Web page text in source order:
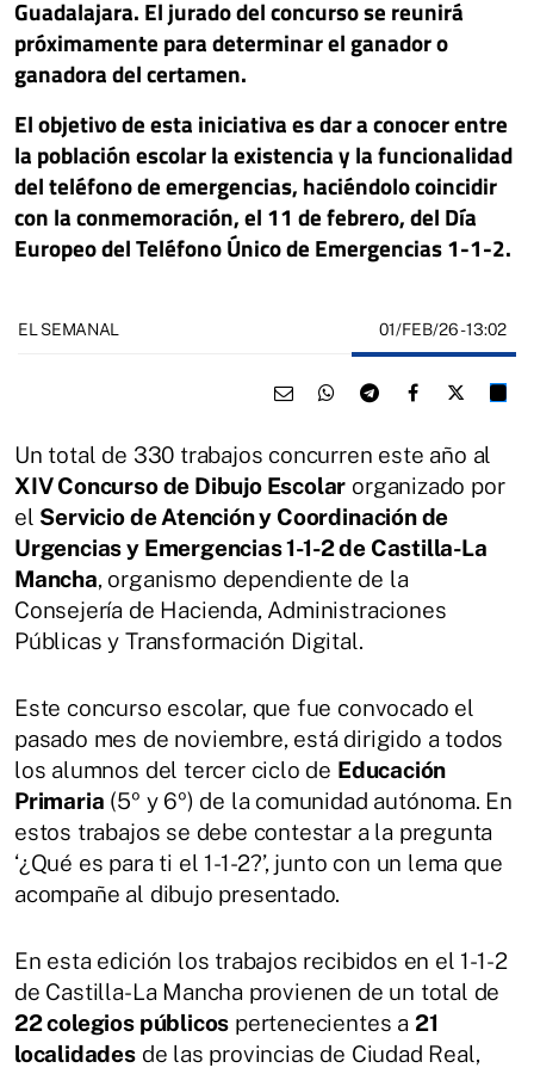
Guadalajara. El jurado del concurso se reunirá
próximamente para determinar el ganador o
ganadora del certamen.
El objetivo de esta iniciativa es dar a conocer entre
la población escolar la existencia y la funcionalidad
del teléfono de emergencias, haciéndolo coincidir
con la conmemoración, el 11 de febrero, del Día
Europeo del Teléfono Único de Emergencias 1-1-2.
EL SEMANAL 01/FEB/26- 13:02
Un total de 330 trabajos concurren este año al
XIV Concurso de Dibujo Escolar organizado por
el Servicio de Atención y Coordinación de
Urgencias y Emergencias 1-1-2 de Castilla-La
Mancha, organismo dependiente de la
Consejería de Hacienda, Administraciones
Públicas y Transformación Digital.
Este concurso escolar, que fue convocado el
pasado mes de noviembre, está dirigido a todos
los alumnos del tercer ciclo de Educación
Primaria (5º y 6º) de la comunidad autónoma. En
estos trabajos se debe contestar a la pregunta
‘¿Qué es para ti el 1-1-2?’, junto con un lema que
acompañe al dibujo presentado.
En esta edición los trabajos recibidos en el 1-1-2
de Castilla-La Mancha provienen de un total de
22 colegios públicos pertenecientes a 21
localidadesde las provincias de Ciudad Real,